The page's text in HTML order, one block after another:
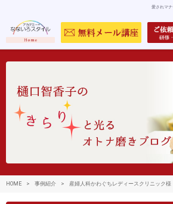
愛されマ
HOME > 事例紹介 > 産婦人科かわぐちレディースクリニック